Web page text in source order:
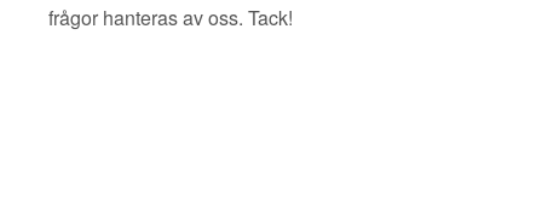
frågor hanteras av oss. Tack!